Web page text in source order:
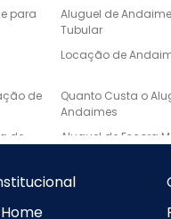
para
Aluguel de Andaime
Tubular
Locação de
de
Quanto Custa o
Andaimes
de
Aluguel de Escora
Escada de
Home